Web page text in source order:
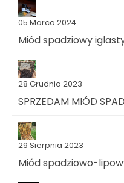
05 Marca 2024
Miód spadziowy
28 Grudnia 2023
SPRZEDAM MIÓD
29 Sierpnia 2023
Miód spadziowo-